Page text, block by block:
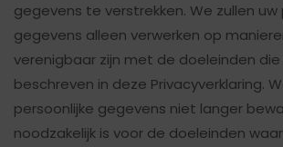
gegevens te verstrekken. We zullen uw
gegevens alleen verwerken op
verenigbaar zijn met de doeleinden
beschreven in deze Privacyverklaring.
persoonlijke gegevens niet langer
noodzakelijk is voor de doeleinden